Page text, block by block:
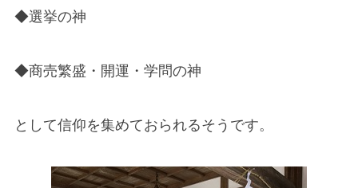
◆選挙の神
◆商売繁盛・開運・学問の神
として信仰を集めておられるそうです。